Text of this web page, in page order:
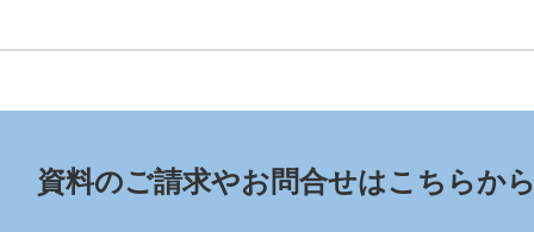
資料のご請求やお問合せはこちらから